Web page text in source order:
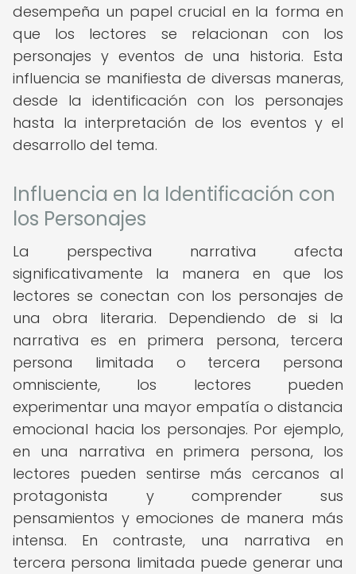
desempeña un papel crucial en la forma en
que los lectores se relacionan con los
personajes y eventos de una historia. Esta
influencia se manifiesta de diversas maneras,
desde la identificación con los personajes
hasta la interpretación de los eventos y el
desarrollo del tema.
Influencia en la Identificación con
los Personajes
La perspectiva narrativa afecta
significativamente la manera en que los
lectores se conectan con los personajes de
una obra literaria. Dependiendo de si la
narrativa es en primera persona, tercera
persona limitada o tercera persona
omnisciente, los lectores pueden
experimentar una mayor empatía o distancia
emocional hacia los personajes. Por ejemplo,
en una narrativa en primera persona, los
lectores pueden sentirse más cercanos al
protagonista y comprender sus
pensamientos y emociones de manera más
intensa. En contraste, una narrativa en
tercera persona limitada puede generar una